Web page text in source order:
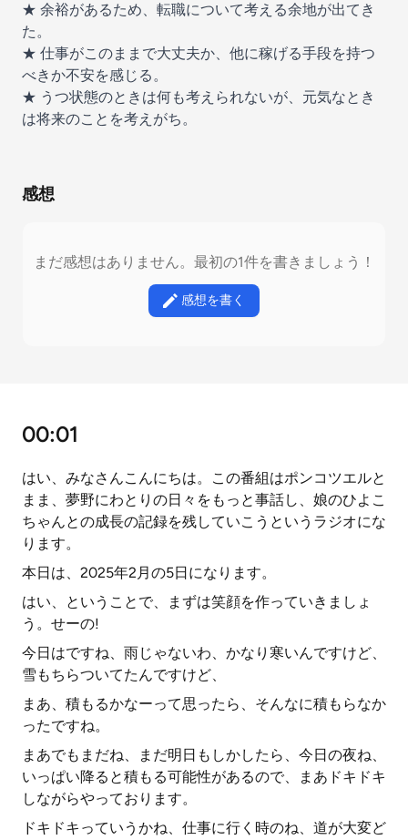
★ 余裕があるため、転職について考える余地が出てき
た。
★ 仕事がこのままで大丈夫か、他に稼げる手段を持つ
べきか不安を感じる。
★ うつ状態のときは何も考えられないが、元気なとき
は将来のことを考えがち。
感想
まだ感想はありません。最初の1件を書きましょう！
感想を書く
00:01
はい、みなさんこんにちは。この番組はポンコツエルと
まま、夢野にわとりの日々をもっと事話し、娘のひよこ
ちゃんとの成長の記録を残していこうというラジオにな
ります。
本日は、2025年2月の5日になります。
はい、ということで、まずは笑顔を作っていきましょ
う。せーの!
今日はですね、雨じゃないわ、かなり寒いんですけど、
雪もちらついてたんですけど、
まあ、積もるかなーって思ったら、そんなに積もらなか
ったですね。
まあでもまだね、まだ明日もしかしたら、今日の夜ね、
いっぱい降ると積もる可能性があるので、まあドキドキ
しながらやっております。
ドキドキっていうかね、仕事に行く時のね、道が大変ど